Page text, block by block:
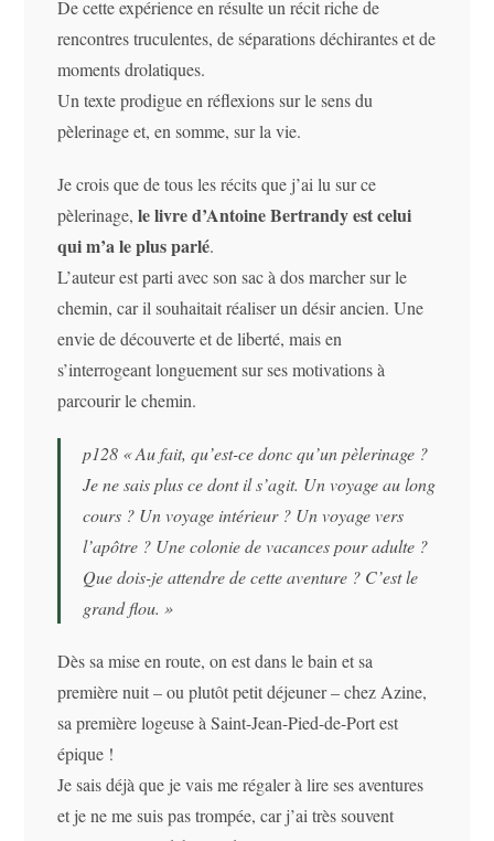
De cette expérience en résulte un récit riche de
rencontres truculentes, de séparations déchirantes et de
moments drolatiques.
Un texte prodigue en réflexions sur le sens du
pèlerinage et, en somme, sur la vie.
Je crois que de tous les récits que j’ai lu sur ce
pèlerinage,le livre d’Antoine Bertrandy est celui
qui m’a le plus parlé.
L’auteur est parti avec son sac à dos marcher sur le
chemin, car il souhaitait réaliser un désir ancien. Une
envie de découverte et de liberté, mais en
s’interrogeant longuement sur ses motivations à
parcourir le chemin.
p128 «Au fait, qu’est-ce donc qu’un pèlerinage ?
Je ne sais plus ce dont il s’agit. Un voyage au long
cours ? Un voyage intérieur ? Un voyage vers
l’apôtre ? Une colonie de vacances pour adulte ?
Que dois-je attendre de cette aventure ? C’est le
grand flou. »
Dès sa mise en route, on est dans le bain et sa
première nuit – ou plutôt petit déjeuner – chez Azine,
sa première logeuse à Saint-Jean-Pied-de-Port est
épique !
Je sais déjà que je vais me régaler à lire ses aventures
et je ne me suis pas trompée, car j’ai très souvent